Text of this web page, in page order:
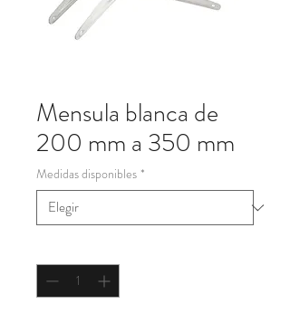
Mensula blanca de
200 mm a 350 mm
Medidas disponibles *